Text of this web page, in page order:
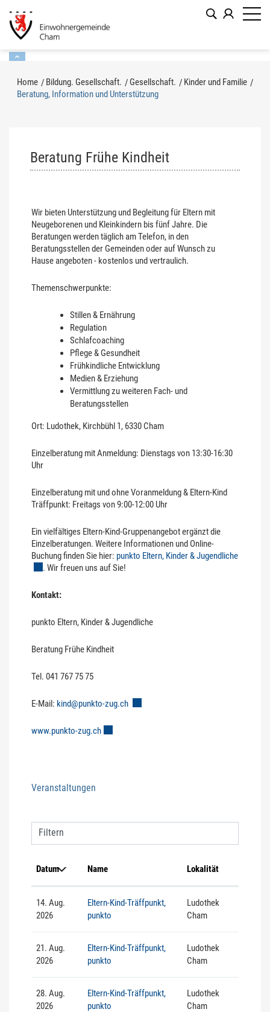
Kopfzeile
Inhalt
Home Bildung. Gesellschaft. Gesellschaft.
Kinder und Familie
Beratung, Information und Unterstützung
Beratung Frühe Kindheit
Wir bieten Unterstützung und Begleitung für Eltern mit
Neugeborenen und Kleinkindern bis fünf Jahre. Die
Beratungen werden täglich am Telefon, in den
Beratungsstellen der Gemeinden oder auf Wunsch zu
Hause angeboten - kostenlos und vertraulich.
Themenschwerpunkte:
Stillen & Ernährung
Regulation
Schlafcoaching
Pflege & Gesundheit
Frühkindliche Entwicklung
Medien & Erziehung
Vermittlung zu weiteren Fach- und
Beratungsstellen
Ort: Ludothek, Kirchbühl 1, 6330 Cham
Einzelberatung mit Anmeldung: Dienstags von 13:30-16:30
Uhr
Einzelberatung mit und ohne Voranmeldung & Eltern-Kind
Träffpunkt: Freitags von 9:00-12:00 Uhr
Ein vielfältiges Eltern-Kind-Gruppenangebot ergänzt die
Einzelberatungen. Weitere Informationen und Online-
Buchung finden Sie hier: punkto Eltern, Kinder & Jugendliche
. Wir freuen uns auf Sie!
Kontakt:
punkto Eltern, Kinder & Jugendliche
Beratung Frühe Kindheit
Tel. 041 767 75 75
E-Mail: kind@punkto-zug.ch
www.punkto-zug.ch
Veranstaltungen
Filtern
Datum Name Lokalität
14. Aug.
2026
Eltern-Kind-Träffpunkt,
punkto
Ludothek
Cham
21. Aug.
2026
Eltern-Kind-Träffpunkt,
punkto
Ludothek
Cham
28. Aug.
2026
Eltern-Kind-Träffpunkt,
punkto
Ludothek
Cham